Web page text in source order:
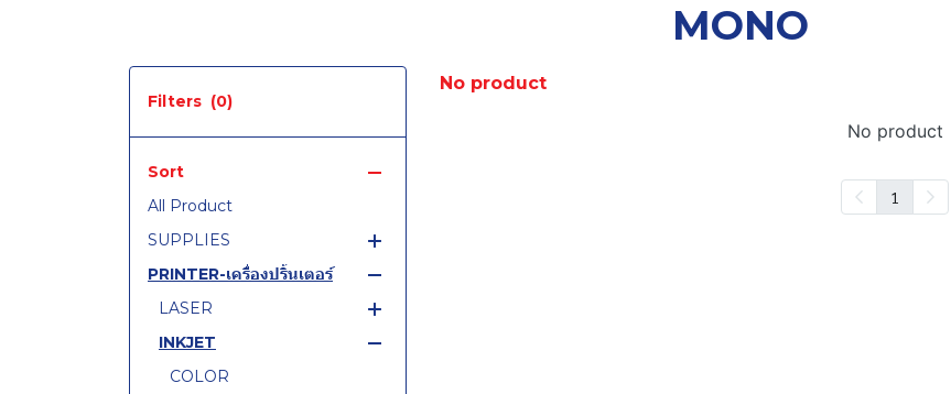
MONO
Filters (0)
Sort
All Product
SUPPLIES
DRUM-ดรัม
TONER CARTRIDGE-
INK CARTRIDGE-หมึกตลับ
PRINTER-เครื่องปริ้นเตอร์
LASER
COLOR
MONO
INKJET
COLOR
No product
No product
1